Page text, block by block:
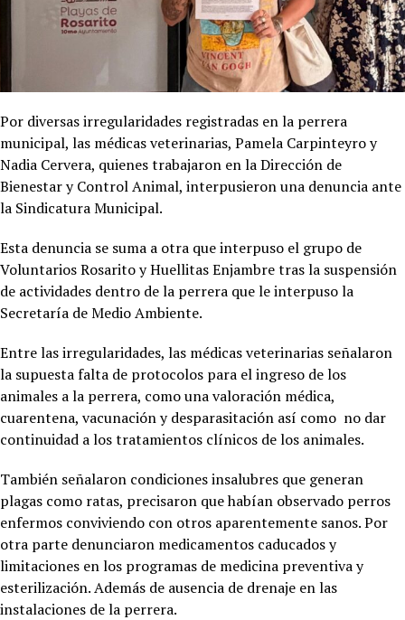
Por diversas irregularidades registradas en la perrera
municipal, las médicas veterinarias, Pamela Carpinteyro y
Nadia Cervera, quienes trabajaron en la Dirección de
Bienestar y Control Animal, interpusieron una denuncia ante
la Sindicatura Municipal.
Esta denuncia se suma a otra que interpuso el grupo de
Voluntarios Rosarito y Huellitas Enjambre tras la suspensión
de actividades dentro de la perrera que le interpuso la
Secretaría de Medio Ambiente.
Entre las irregularidades, las médicas veterinarias señalaron
la supuesta falta de protocolos para el ingreso de los
animales a la perrera, como una valoración médica,
cuarentena, vacunación y desparasitación así como no dar
continuidad a los tratamientos clínicos de los animales.
También señalaron condiciones insalubres que generan
plagas como ratas, precisaron que habían observado perros
enfermos conviviendo con otros aparentemente sanos. Por
otra parte denunciaron medicamentos caducados y
limitaciones en los programas de medicina preventiva y
esterilización. Además de ausencia de drenaje en las
instalaciones de la perrera.